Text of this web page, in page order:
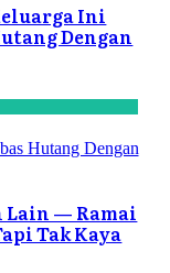
Ini
Dengan
Hutang Dengan
Lain — Ramai
Tak Kaya